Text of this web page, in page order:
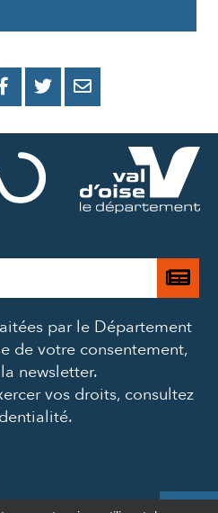
PARTAGER
FACEBOOK
PARTAGER
PARTAGER
MAIL
Je
à
par le Département
de votre consentement,
newsletter.
vos droits, consultez
.